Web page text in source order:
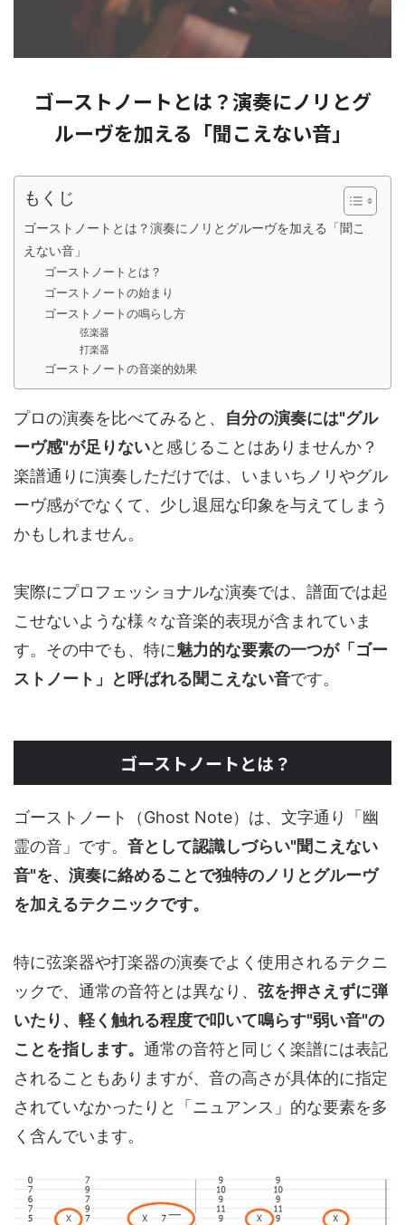
ゴーストノートとは？演奏にノリとグ
ルーヴを加える「聞こえない音」
もくじ
ゴーストノートとは？演奏にノリとグルーヴを加える「聞こ
えない音」
ゴーストノートとは？
ゴーストノートの始まり
ゴーストノートの鳴らし方
弦楽器
打楽器
ゴーストノートの音楽的効果
プロの演奏を比べてみると、 自分の演奏には"グル
ーヴ感"が足りないと感じることはありませんか？
楽譜通りに演奏しただけでは、いまいちノリやグル
ーヴ感がでなくて、少し退屈な印象を与えてしまう
かもしれません。
実際にプロフェッショナルな演奏では、譜面では起
こせないような様々な音楽的表現が含まれていま
す。その中でも、特に魅力的な要素の一つが「ゴー
ストノート」と呼ばれる聞こえない音です。
ゴーストノートとは？
ゴーストノート（Ghost Note）は、文字通り「幽
霊の音」です。 音として認識しづらい"聞こえない
音"を、演奏に絡めることで独特のノリとグルーヴ
を加えるテクニックです。
特に弦楽器や打楽器の演奏でよく使用されるテクニ
ックで、通常の音符とは異なり、 弦を押さえずに弾
いたり、軽く触れる程度で叩いて鳴らす"弱い音"の
ことを指します。 通常の音符と同じく楽譜には表記
されることもありますが、音の高さが具体的に指定
されていなかったりと「ニュアンス」的な要素を多
く含んでいます。